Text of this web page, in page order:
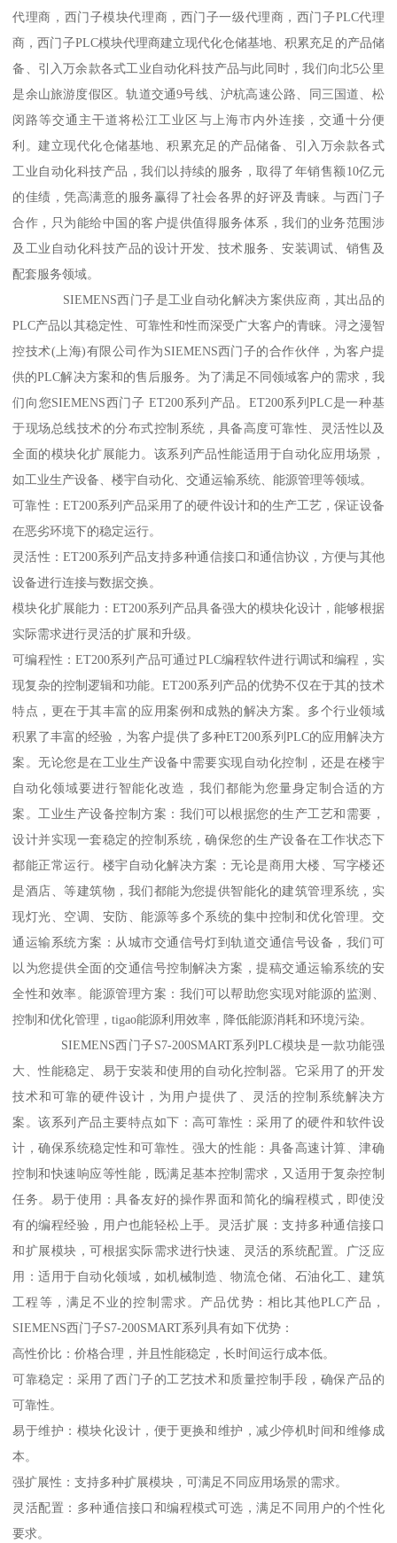
代理商，西门子模块代理商，西门子一级代理商，西门子PLC代理
商，西门子PLC模块代理商建立现代化仓储基地、积累充足的产品储
备、引入万余款各式工业自动化科技产品与此同时，我们向北5公里
是余山旅游度假区。轨道交通9号线、沪杭高速公路、同三国道、松
闵路等交通主干道将松江工业区与上海市内外连接，交通十分便
利。建立现代化仓储基地、积累充足的产品储备、引入万余款各式
工业自动化科技产品，我们以持续的服务，取得了年销售额10亿元
的佳绩，凭高满意的服务赢得了社会各界的好评及青睐。与西门子
合作，只为能给中国的客户提供值得服务体系，我们的业务范围涉
及工业自动化科技产品的设计开发、技术服务、安装调试、销售及
配套服务领域。
SIEMENS西门子是工业自动化解决方案供应商，其出品的
PLC产品以其稳定性、可靠性和性而深受广大客户的青睐。浔之漫智
控技术(上海)有限公司作为SIEMENS西门子的合作伙伴，为客户提
供的PLC解决方案和的售后服务。为了满足不同领域客户的需求，我
们向您SIEMENS西门子 ET200系列产品。ET200系列PLC是一种基
于现场总线技术的分布式控制系统，具备高度可靠性、灵活性以及
全面的模块化扩展能力。该系列产品性能适用于自动化应用场景，
如工业生产设备、楼宇自动化、交通运输系统、能源管理等领域。
可靠性：ET200系列产品采用了的硬件设计和的生产工艺，保证设备
在恶劣环境下的稳定运行。
灵活性：ET200系列产品支持多种通信接口和通信协议，方便与其他
设备进行连接与数据交换。
模块化扩展能力：ET200系列产品具备强大的模块化设计，能够根据
实际需求进行灵活的扩展和升级。
可编程性：ET200系列产品可通过PLC编程软件进行调试和编程，实
现复杂的控制逻辑和功能。ET200系列产品的优势不仅在于其的技术
特点，更在于其丰富的应用案例和成熟的解决方案。多个行业领域
积累了丰富的经验，为客户提供了多种ET200系列PLC的应用解决方
案。无论您是在工业生产设备中需要实现自动化控制，还是在楼宇
自动化领域要进行智能化改造，我们都能为您量身定制合适的方
案。工业生产设备控制方案：我们可以根据您的生产工艺和需要，
设计并实现一套稳定的控制系统，确保您的生产设备在工作状态下
都能正常运行。楼宇自动化解决方案：无论是商用大楼、写字楼还
是酒店、等建筑物，我们都能为您提供智能化的建筑管理系统，实
现灯光、空调、安防、能源等多个系统的集中控制和优化管理。交
通运输系统方案：从城市交通信号灯到轨道交通信号设备，我们可
以为您提供全面的交通信号控制解决方案，提稿交通运输系统的安
全性和效率。能源管理方案：我们可以帮助您实现对能源的监测、
控制和优化管理，tigao能源利用效率，降低能源消耗和环境污染。
SIEMENS西门子S7-200SMART系列PLC模块是一款功能强
大、性能稳定、易于安装和使用的自动化控制器。它采用了的开发
技术和可靠的硬件设计，为用户提供了、灵活的控制系统解决方
案。该系列产品主要特点如下：高可靠性：采用了的硬件和软件设
计，确保系统稳定性和可靠性。强大的性能：具备高速计算、津确
控制和快速响应等性能，既满足基本控制需求，又适用于复杂控制
任务。易于使用：具备友好的操作界面和简化的编程模式，即使没
有的编程经验，用户也能轻松上手。灵活扩展：支持多种通信接口
和扩展模块，可根据实际需求进行快速、灵活的系统配置。广泛应
用：适用于自动化领域，如机械制造、物流仓储、石油化工、建筑
工程等，满足不业的控制需求。产品优势：相比其他PLC产品，
SIEMENS西门子S7-200SMART系列具有如下优势：
高性价比：价格合理，并且性能稳定，长时间运行成本低。
可靠稳定：采用了西门子的工艺技术和质量控制手段，确保产品的
可靠性。
易于维护：模块化设计，便于更换和维护，减少停机时间和维修成
本。
强扩展性：支持多种扩展模块，可满足不同应用场景的需求。
灵活配置：多种通信接口和编程模式可选，满足不同用户的个性化
要求。